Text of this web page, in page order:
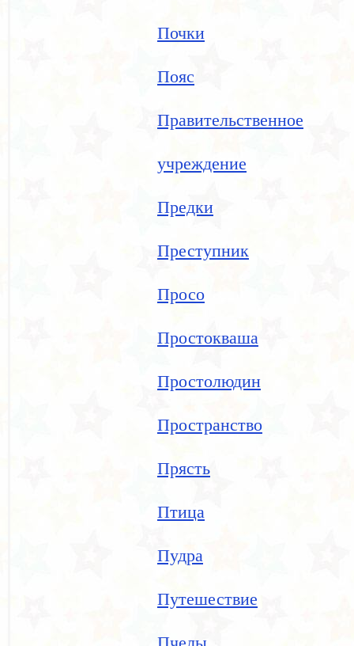
Почки
Пояс
Правительственное
учреждение
Предки
Преступник
Просо
Простокваша
Простолюдин
Пространство
Прясть
Птица
Пудра
Путешествие